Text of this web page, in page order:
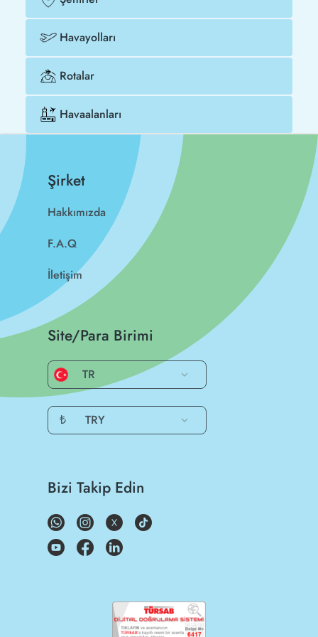
Havayolları
Rotalar
Havaalanları
Şirket
Hakkımızda
F.A.Q
İletişim
Site/Para Birimi
TR
₺ TRY
Bizi Takip Edin